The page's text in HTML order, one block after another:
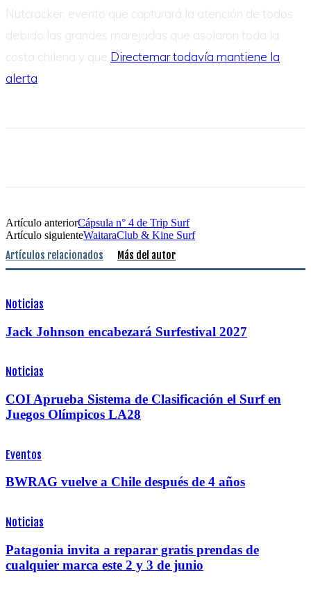
Nutcracker, evento que capturará la atención de todos
debido las grandes marejadas que asolaron toda la
costa chilena y que Directemar todavía mantiene la
alerta
Artículo anteriorCápsula n° 4 de Trip Surf
Artículo siguienteWaitaraClub & Kine Surf
Artículos relacionados Más del autor
Noticias
Jack Johnson encabezará Surfestival 2027
Noticias
COI Aprueba Sistema de Clasificación el Surf en
Juegos Olímpicos LA28
Eventos
BWRAG vuelve a Chile después de 4 años
Noticias
Patagonia invita a reparar gratis prendas de
cualquier marca este 2 y 3 de junio